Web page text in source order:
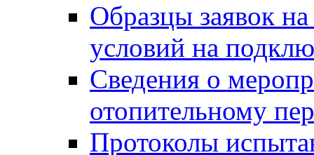
Образцы заявок
условий на
Сведения о
отопительному
Протоколы